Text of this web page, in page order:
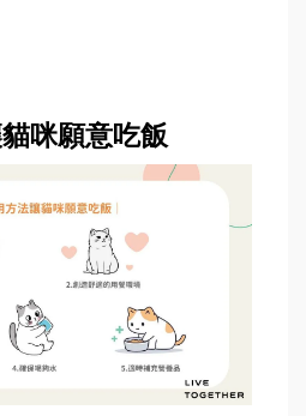
咪願意吃飯